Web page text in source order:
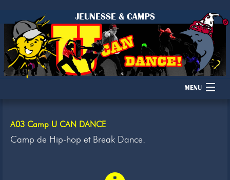
JEUNESSE & CAMPS
MENU
Camps
A03 Camp U CAN DANCE
Camp de Hip-hop et Break Dance.